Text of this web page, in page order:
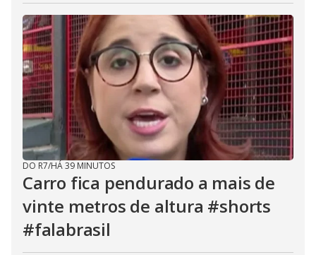
DO R7/HÁ 39 MINUTOS
Carro fica pendurado a mais de
vinte metros de altura #shorts
#falabrasil